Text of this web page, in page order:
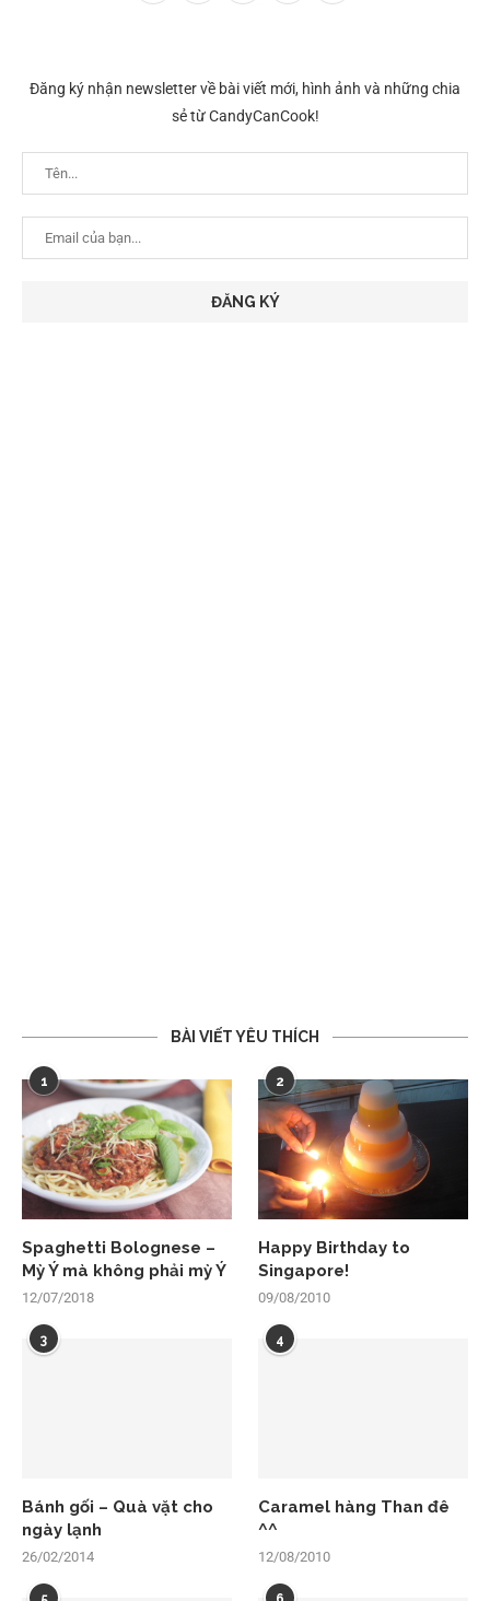
Đăng ký nhận newsletter về bài viết mới, hình ảnh và những chia
sẻ từ CandyCanCook!
BÀI VIẾT YÊU THÍCH
1
Spaghetti Bolognese –
Mỳ Ý mà không phải mỳ Ý
12/07/2018
2
Happy Birthday to
Singapore!
09/08/2010
3
Bánh gối – Quà vặt cho
ngày lạnh
26/02/2014
4
Caramel hàng Than đê
^^
12/08/2010